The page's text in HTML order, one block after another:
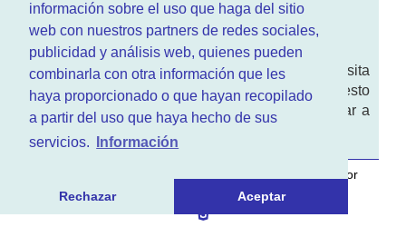
información sobre el uso que haga del sitio
web con nuestros partners de redes sociales,
publicidad y análisis web, quienes pueden
combinarla con otra información que les
haya proporcionado o que hayan recopilado
a partir del uso que haya hecho de sus
servicios.
Información
Rechazar Aceptar
¿Quienes somos?
Quieres saber quien mantiene la pagina, visita
nuestrasección de contacto. Aquí tienes nuesto
aviso legal
. Basicamente no queremos engañar a
nadie.
por
.